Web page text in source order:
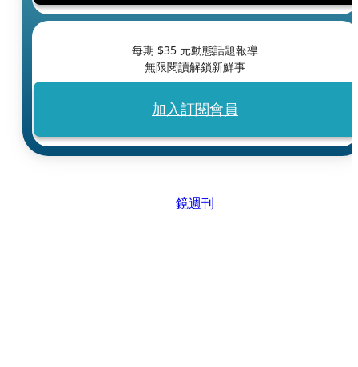
每期 $35 元動態話題報導
無限閱讀解鎖新鮮事
加入訂閱會員
鏡週刊